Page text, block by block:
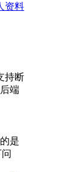
资料
持断
端
是